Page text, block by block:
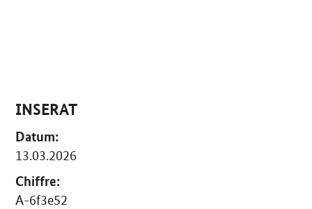
INSERAT
Datum:
13.03.2026
Chiffre:
A-6f3e52